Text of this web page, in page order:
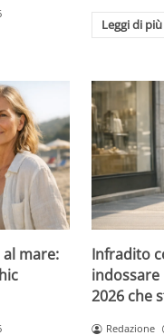
Leggi di più
mare:
Infradito
indossare
2026 che
Redazione